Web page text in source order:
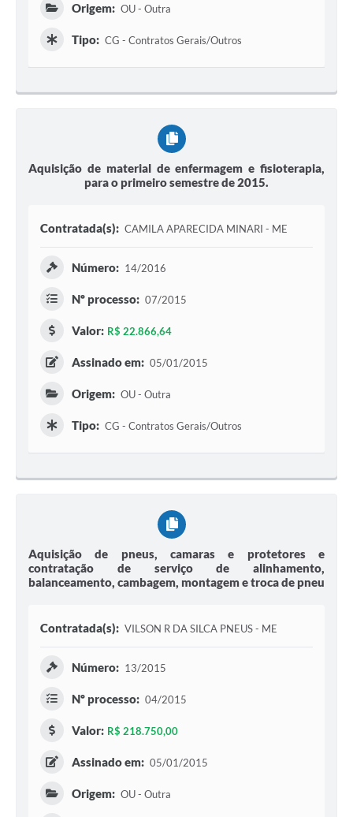
Origem: OU - Outra
Tipo: CG - Contratos Gerais/Outros
Aquisição de material de enfermagem e fisioterapia,
para o primeiro semestre de 2015.
Contratada(s): CAMILA APARECIDA MINARI - ME
Número: 14/2016
Nº processo: 07/2015
Valor: R$ 22.866,64
Assinado em: 05/01/2015
Origem: OU - Outra
Tipo: CG - Contratos Gerais/Outros
Aquisição de pneus, camaras e protetores e
contratação de serviço de alinhamento,
balanceamento, cambagem, montagem e troca de pneu
Contratada(s): VILSON R DA SILCA PNEUS - ME
Número: 13/2015
Nº processo: 04/2015
Valor: R$ 218.750,00
Assinado em: 05/01/2015
Origem: OU - Outra